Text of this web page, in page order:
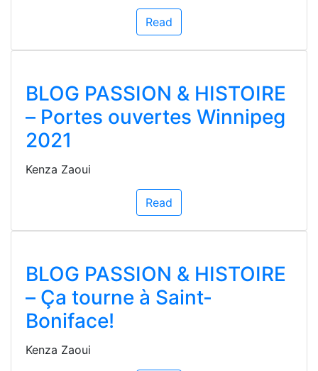
Read
BLOG PASSION & HISTOIRE
– Portes ouvertes Winnipeg
2021
Kenza Zaoui
Read
BLOG PASSION & HISTOIRE
– Ça tourne à Saint-
Boniface!
Kenza Zaoui